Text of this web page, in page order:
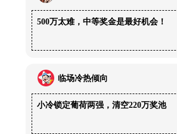
500万太难，中等奖金是最好机会！
临场冷热倾向
小冷锁定葡荷两强，清空220万奖池